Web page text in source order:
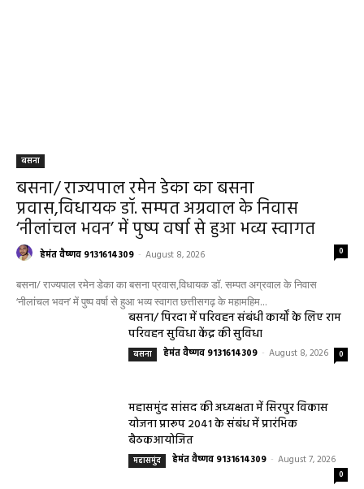
बसना
बसना/ राज्यपाल रमेन डेका का बसना
प्रवास,विधायक डॉ. सम्पत अग्रवाल के निवास
‘नीलांचल भवन’ में पुष्प वर्षा से हुआ भव्य स्वागत
हेमंत वैष्णव 9131614309 - August 8, 2026 0
बसना/ राज्यपाल रमेन डेका का बसना प्रवास,विधायक डॉ. सम्पत अग्रवाल के निवास
‘नीलांचल भवन’ में पुष्प वर्षा से हुआ भव्य स्वागत छत्तीसगढ़ के महामहिम...
बसना/ पिरदा में परिवहन संबंधी कार्यों के लिए राम
परिवहन सुविधा केंद्र की सुविधा
बसना हेमंत वैष्णव 9131614309 - August 8, 2026 0
महासमुंद सांसद की अध्यक्षता में सिरपुर विकास
योजना प्रारूप 2041 के संबंध में प्रारंभिक
बैठकआयोजित
महासमुंद हेमंत वैष्णव 9131614309 - August 7, 2026
0